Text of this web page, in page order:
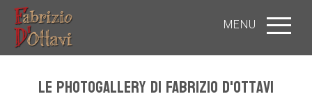
MENU
Le photogallery di Fabrizio D'Ottavi